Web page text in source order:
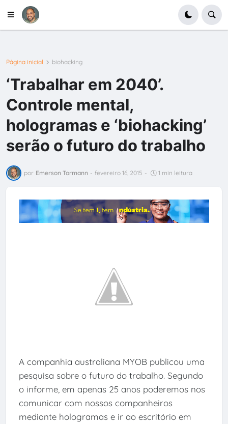
Página inicial biohacking
‘Trabalhar em 2040’.
Controle mental,
hologramas e ‘biohacking’
serão o futuro do trabalho
por Emerson Tormann - fevereiro 16, 2015 - 1 min leitura
A companhia australiana MYOB publicou uma
pesquisa sobre o futuro do trabalho. Segundo
o informe, em apenas 25 anos poderemos nos
comunicar com nossos companheiros
mediante hologramas e ir ao escritório em